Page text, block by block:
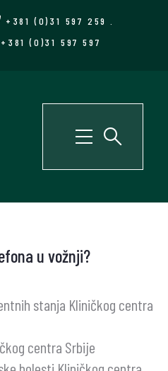
+381 (0)31 597 259
+381 (0)31 597 597
u vožnji?
stanja Kliničkog centra
centra Srbije